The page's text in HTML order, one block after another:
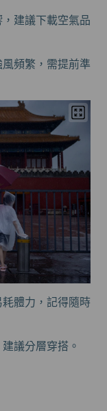
，建議下載空氣品
風頻繁，需提前準
耗體力，記得隨時
議分層穿搭。